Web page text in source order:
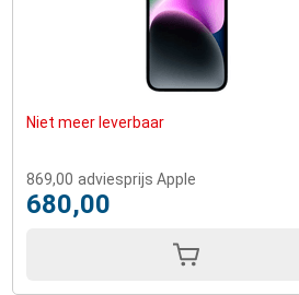
Niet meer leverbaar
869,00 adviesprijs Apple
680,00